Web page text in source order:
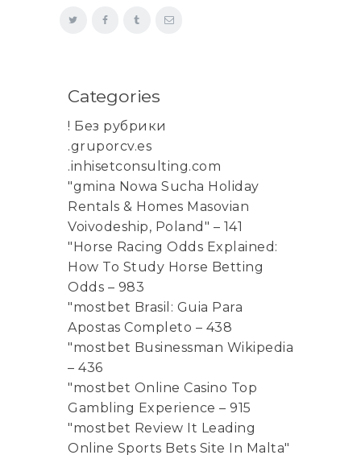
Categories
! Без рубрики
.gruporcv.es
.inhisetconsulting.com
"gmina Nowa Sucha Holiday
Rentals & Homes Masovian
Voivodeship, Poland" – 141
"Horse Racing Odds Explained:
How To Study Horse Betting
Odds – 983
"mostbet Brasil: Guia Para
Apostas Completo – 438
"mostbet Businessman Wikipedia
– 436
"mostbet Online Casino Top
Gambling Experience – 915
"mostbet Review It Leading
Online Sports Bets Site In Malta"